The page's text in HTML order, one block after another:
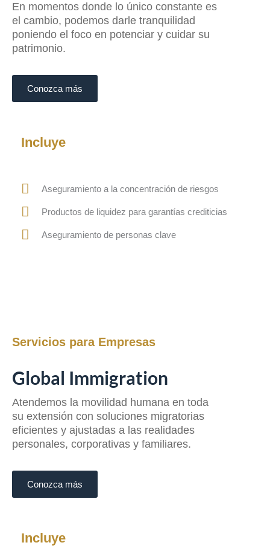
En momentos donde lo único constante es
el cambio, podemos darle tranquilidad
poniendo el foco en potenciar y cuidar su
patrimonio.
Conozca más
Incluye
Aseguramiento a la concentración de riesgos
Productos de liquidez para garantías crediticias
Aseguramiento de personas clave
Servicios para Empresas
Global Immigration
Atendemos la movilidad humana en toda
su extensión con soluciones migratorias
eficientes y ajustadas a las realidades
personales, corporativas y familiares.
Conozca más
Incluye